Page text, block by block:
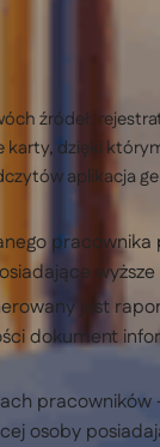
źródeł:
dzięki
aplikacja
jest
dokument
osoby